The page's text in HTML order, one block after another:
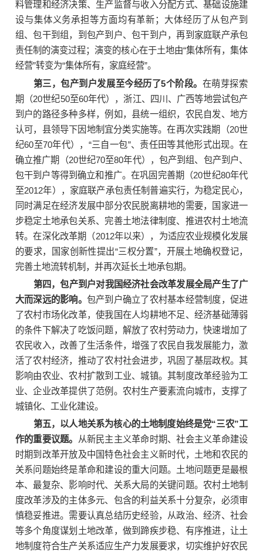
料管理和经济决策、生产监督与收入分配方式、基础设施建
设与集体义务承担等方面均有革新；大体经历了从包产到
组、包干到组，到包产到户、包干到户，再到家庭联产承包
责任制的演变过程；演变的核心在于土地由“集体所有，集体
经营”转变为“集体所有，家庭经营”。
第三，包产到户发展至今经历了5个阶段。 在萌芽探索
期（20世纪50至60年代），浙江、四川、广西等地尝试包产
到户的路径多种多样，例如，县统一组织，农民自发、地方
认可，县领导下因地制宜分类实施等。在再次实践期（20世
纪60至70年代），“三自一包”、责任田等其他形式出现。在
确立推广期（20世纪70至80年代），包产到组、包产到户、
包干到户等得到确立和推广。在巩固完善期（20世纪80年代
至2012年），家庭联产承包责任制普遍实行，为稳定民心，
同时满足在经济发展中部分农民脱离耕地的需要，国家进一
步稳定土地承包关系、完善土地法律制度、推进农村土地流
转。在深化改革期（2012年以来），为适应农业规模化发展
的要求，国家创新性提出“三权分置”，开展土地确权登记，
完善土地流转机制，并再次延长土地承包期。
第四，包产到户对我国经济社会改革发展全局产生了广
大而深远的影响。 包产到户确立了农村基本经营制度，促进
了农村市场化改革，使我国在人均耕地不足、经济基础薄弱
的条件下解决了吃饭问题，解放了农村劳动力，快速增加了
农民收入，改善了生活条件，增强了农民自我发展能力，激
活了农村经济，推动了农村社会进步，巩固了基层政权。其
影响由农业、农村扩散到工业、城镇。其制度改革经验为工
业、企业改革提供了范例。农村生产要素流向城市，支撑了
城镇化、工业化建设。
第五，以人地关系为核心的土地制度始终是党“三农”工
作的重要议题。 从新民主主义革命时期、社会主义革命建设
时期到改革开放及中国特色社会主义新时代，土地和农民的
关系问题始终是革命和建设的重大问题。土地问题更是最根
本、最复杂、影响时代、关系大局的关键问题。农村土地制
度改革涉及的主体多元、包含的利益关系十分复杂，必须审
慎稳妥推进。需要认真总结历史经验，从政治、经济、社会
等多个角度谋划土地改革，做到蹄疾步稳、有序推进，让土
地制度符合生产关系适应生产力发展要求，切实维护好农民